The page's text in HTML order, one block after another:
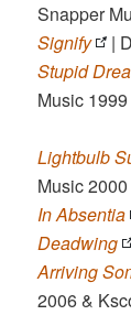
Snapper
Signify
|
Stupid
Music 1999
Lightbulb
Music 2000
In Absentia
Deadwing
Arriving
2006 &